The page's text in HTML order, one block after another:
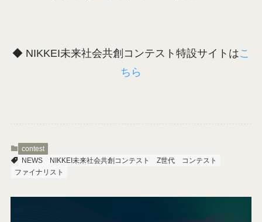
◆ NIKKEI未来社会共創コンテスト特設サイトはこ
ちら
contest
NEWS
NIKKEI未来社会共創コンテスト Z世代
コンテスト
ファイナリスト